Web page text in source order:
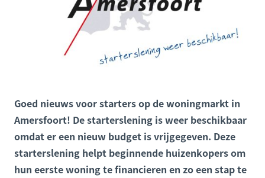
Goed nieuws voor starters op de woningmarkt in
Amersfoort! De starterslening is weer beschikbaar
omdat er een nieuw budget is vrijgegeven. Deze
starterslening helpt beginnende huizenkopers om
hun eerste woning te financieren en zo een stap te